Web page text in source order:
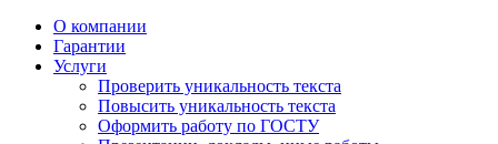
О компании
Гарантии
Услуги
Проверить уникальность текста
Повысить уникальность текста
Оформить работу по ГОСТУ